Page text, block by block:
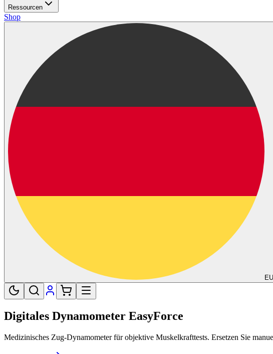
Ressourcen
Shop
Digitales Dynamometer EasyForce
Medizinisches Zug-Dynamometer für objektive Muskelkrafttests. Ersetzen Sie